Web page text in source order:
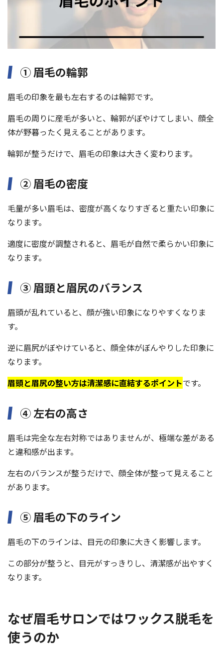
① 眉毛の輪郭
眉毛の印象を最も左右するのは輪郭です。
眉毛の周りに産毛が多いと、輪郭がぼやけてしまい、顔全
体が野暮ったく見えることがあります。
輪郭が整うだけで、眉毛の印象は大きく変わります。
② 眉毛の密度
毛量が多い眉毛は、密度が高くなりすぎると重たい印象に
なります。
適度に密度が調整されると、眉毛が自然で柔らかい印象に
なります。
③ 眉頭と眉尻のバランス
眉頭が乱れていると、顔が強い印象になりやすくなりま
す。
逆に眉尻がぼやけていると、顔全体がぼんやりした印象に
なります。
眉頭と眉尻の整い方は清潔感に直結するポイントです。
④ 左右の高さ
眉毛は完全な左右対称ではありませんが、極端な差がある
と違和感が出ます。
左右のバランスが整うだけで、顔全体が整って見えること
があります。
⑤ 眉毛の下のライン
眉毛の下のラインは、目元の印象に大きく影響します。
この部分が整うと、目元がすっきりし、清潔感が出やすく
なります。
なぜ眉毛サロンではワックス脱毛を
使うのか